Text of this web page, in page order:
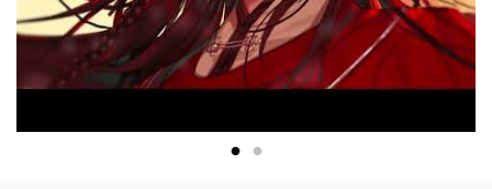
ÚLTIMO NÚMERO PUBLICADO